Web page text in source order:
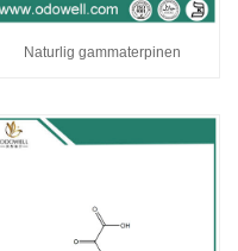
Naturlig gammaterpinen